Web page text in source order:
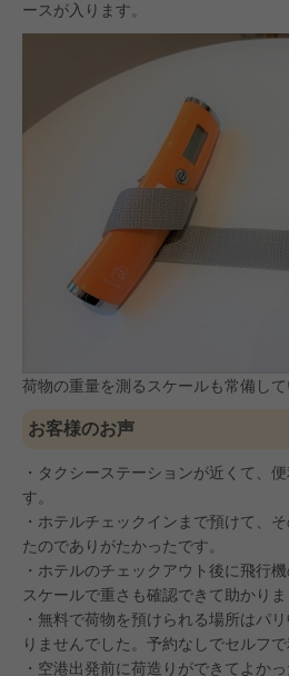
ースが入ります。
荷物の重量を測るスケールも常備して
お客様のお声
・タクシーステーションが近くて、
す。
・ホテルチェックインまで預けて、
たのでありがたかったです。
・ホテルのチェックアウト後に飛行
スケールで重さも確認できて助かりま
・無料で荷物を預けられる場所はパ
りませんでした。予約なしでセルフ
・空港出発前に荷造りができてよか